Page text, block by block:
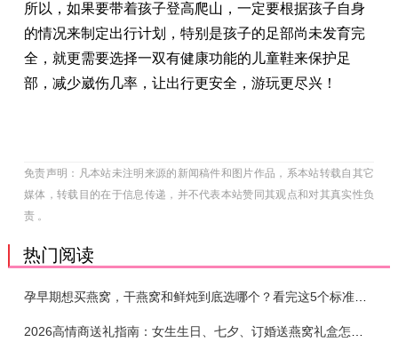
所以，如果要带着孩子登高爬山，一定要根据孩子自身
的情况来制定出行计划，特别是孩子的足部尚未发育完
全，就更需要选择一双有健康功能的儿童鞋来保护足
部，减少崴伤几率，让出行更安全，游玩更尽兴！
免责声明：凡本站未注明来源的新闻稿件和图片作品，系本站转载自其它
媒体，转载目的在于信息传递，并不代表本站赞同其观点和对其真实性负
责 。
热门阅读
孕早期想买燕窝，干燕窝和鲜炖到底选哪个？看完这5个标准再下单